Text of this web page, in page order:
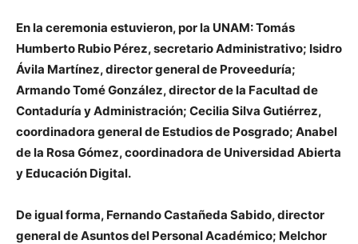
En la ceremonia estuvieron, por la UNAM: Tomás
Humberto Rubio Pérez, secretario Administrativo; Isidro
Ávila Martínez, director general de Proveeduría;
Armando Tomé González, director de la Facultad de
Contaduría y Administración; Cecilia Silva Gutiérrez,
coordinadora general de Estudios de Posgrado; Anabel
de la Rosa Gómez, coordinadora de Universidad Abierta
y Educación Digital.
De igual forma, Fernando Castañeda Sabido, director
general de Asuntos del Personal Académico; Melchor